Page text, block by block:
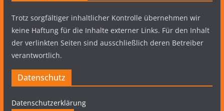
Trotz sorgfältiger inhaltlicher Kontrolle übernehmen wir
keine Haftung für die Inhalte externer Links. Für den Inhalt
der verlinkten Seiten sind ausschließlich deren Betreiber
verantwortlich.
Datenschutz
Datenschutzerklärung